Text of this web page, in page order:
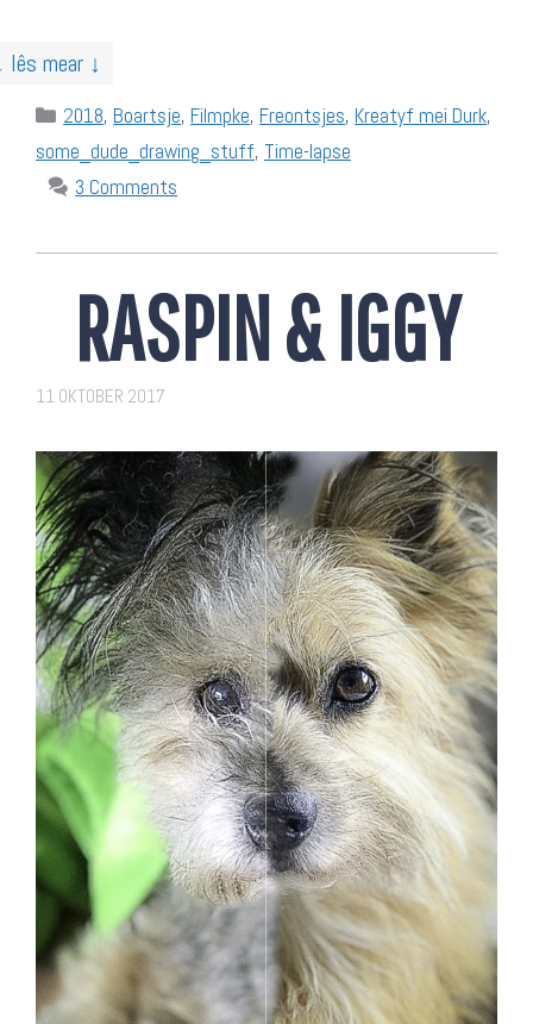
lês mear ↓
Categories
2018, Boartsje, Filmpke, Freontsjes, Kreatyf mei Durk,
some_dude_drawing_stuff, Time-lapse
3 Comments
RASPIN & IGGY
11 OKTOBER 2017